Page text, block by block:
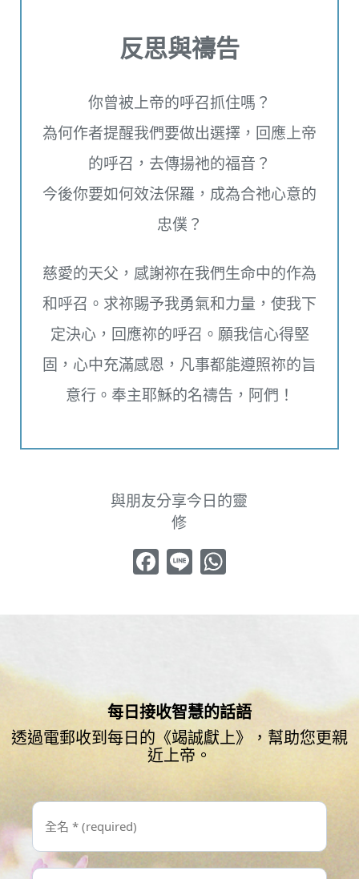
反思與禱告
你曾被上帝的呼召抓住嗎？
為何作者提醒我們要做出選擇，回應上帝
的呼召，去傳揚祂的福音？
今後你要如何效法保羅，成為合祂心意的
忠僕？
慈愛的天父，感謝祢在我們生命中的作為
和呼召。求祢賜予我勇氣和力量，使我下
定決心，回應祢的呼召。願我信心得堅
固，心中充滿感恩，凡事都能遵照祢的旨
意行。奉主耶穌的名禱告，阿們！
與朋友分享今日的靈
修
Facebook
Line WhatsApp
每日接收智慧的話語
透過電郵收到每日的《竭誠獻上》，幫助您更親
近上帝。